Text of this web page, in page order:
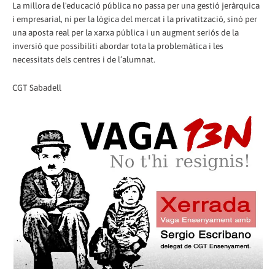
La millora de l'educació pública no passa per una gestió jeràrquica
i empresarial, ni per la lògica del mercat i la privatització, sinó per
una aposta real per la xarxa pública i un augment seriós de la
inversió que possibiliti abordar tota la problemàtica i les
necessitats dels centres i de l’alumnat.
CGT Sabadell